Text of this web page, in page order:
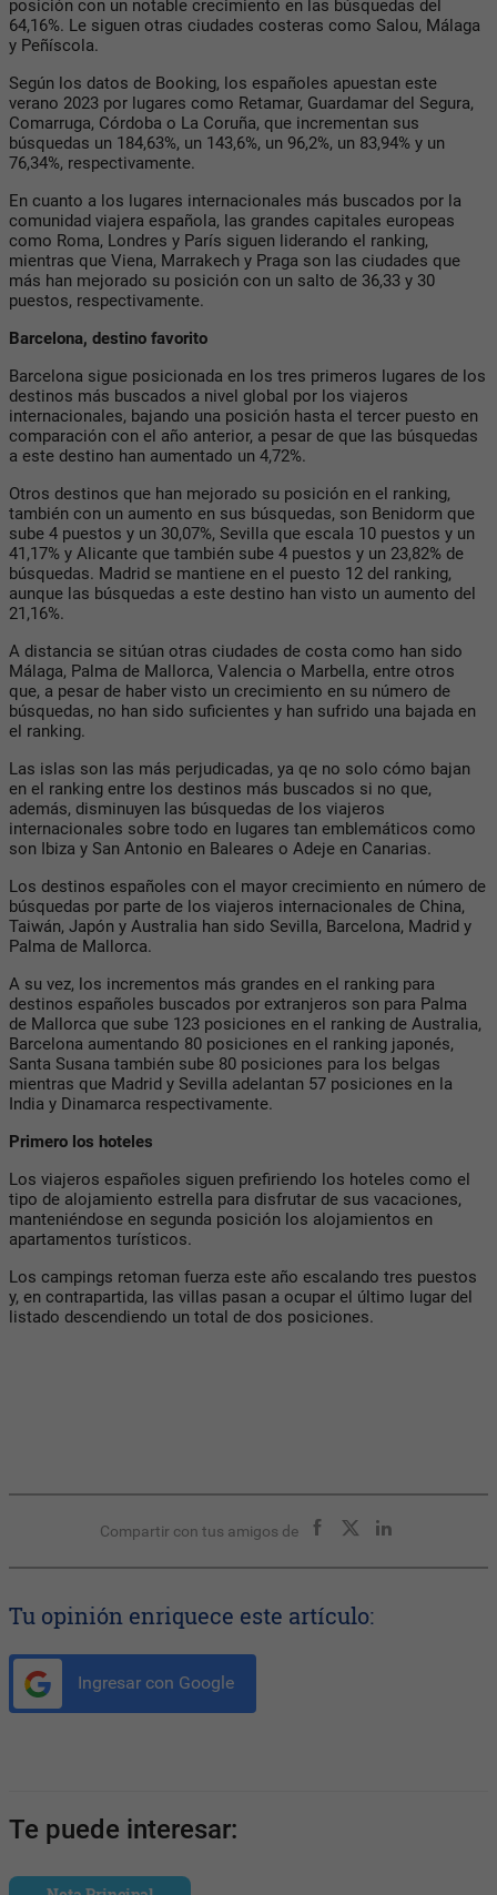
posición con un notable crecimiento en las búsquedas del
64,16%. Le siguen otras ciudades costeras como Salou, Málaga
y Peñíscola.
Según los datos de Booking, los españoles apuestan este
verano 2023 por lugares como Retamar, Guardamar del Segura,
Comarruga, Córdoba o La Coruña, que incrementan sus
búsquedas un 184,63%, un 143,6%, un 96,2%, un 83,94% y un
76,34%, respectivamente.
En cuanto a los lugares internacionales más buscados por la
comunidad viajera española, las grandes capitales europeas
como Roma, Londres y París siguen liderando el ranking,
mientras que Viena, Marrakech y Praga son las ciudades que
más han mejorado su posición con un salto de 36,33 y 30
puestos, respectivamente.
Barcelona, destino favorito
Barcelona sigue posicionada en los tres primeros lugares de los
destinos más buscados a nivel global por los viajeros
internacionales, bajando una posición hasta el tercer puesto en
comparación con el año anterior, a pesar de que las búsquedas
a este destino han aumentado un 4,72%.
Otros destinos que han mejorado su posición en el ranking,
también con un aumento en sus búsquedas, son Benidorm que
sube 4 puestos y un 30,07%, Sevilla que escala 10 puestos y un
41,17% y Alicante que también sube 4 puestos y un 23,82% de
búsquedas. Madrid se mantiene en el puesto 12 del ranking,
aunque las búsquedas a este destino han visto un aumento del
21,16%.
A distancia se sitúan otras ciudades de costa como han sido
Málaga, Palma de Mallorca, Valencia o Marbella, entre otros
que, a pesar de haber visto un crecimiento en su número de
búsquedas, no han sido suficientes y han sufrido una bajada en
el ranking.
Las islas son las más perjudicadas, ya qe no solo cómo bajan
en el ranking entre los destinos más buscados si no que,
además, disminuyen las búsquedas de los viajeros
internacionales sobre todo en lugares tan emblemáticos como
son Ibiza y San Antonio en Baleares o Adeje en Canarias.
Los destinos españoles con el mayor crecimiento en número de
búsquedas por parte de los viajeros internacionales de China,
Taiwán, Japón y Australia han sido Sevilla, Barcelona, Madrid y
Palma de Mallorca.
A su vez, los incrementos más grandes en el ranking para
destinos españoles buscados por extranjeros son para Palma
de Mallorca que sube 123 posiciones en el ranking de Australia,
Barcelona aumentando 80 posiciones en el ranking japonés,
Santa Susana también sube 80 posiciones para los belgas
mientras que Madrid y Sevilla adelantan 57 posiciones en la
India y Dinamarca respectivamente.
Primero los hoteles
Los viajeros españoles siguen prefiriendo los hoteles como el
tipo de alojamiento estrella para disfrutar de sus vacaciones,
manteniéndose en segunda posición los alojamientos en
apartamentos turísticos.
Los campings retoman fuerza este año escalando tres puestos
y, en contrapartida, las villas pasan a ocupar el último lugar del
listado descendiendo un total de dos posiciones.
Compartir con tus amigos de
Tu opinión enriquece este artículo:
Ingresar con Google
Te puede interesar: